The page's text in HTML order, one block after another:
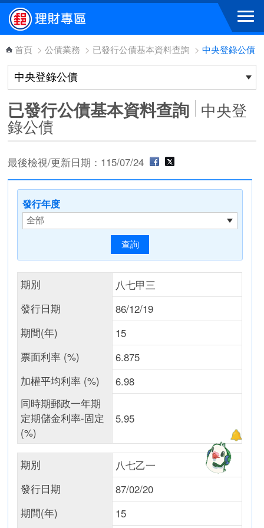
跳到主要內容區塊
首頁 > 公債業務 > 已發行公債基本資料查詢 > 中央登錄公債
已發行公債基本資料查詢 中央登
錄公債
最後檢視/更新日期：115/07/24
發行年度
期別
八七甲三
發行日期
86/12/19
期間(年)
15
票面利率 (%)
6.875
加權平均利率 (%)
6.98
同時期郵政一年期
定期儲金利率-固定
(%)
5.95
期別
八七乙一
發行日期
87/02/20
期間(年)
15